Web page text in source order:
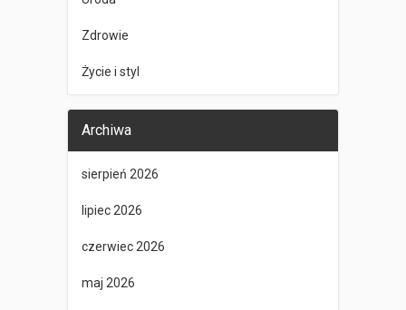
Zdrowie
Życie i styl
Archiwa
sierpień 2026
lipiec 2026
czerwiec 2026
maj 2026